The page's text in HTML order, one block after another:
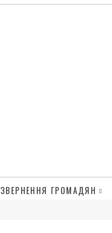
ЗВЕРНЕННЯ ГРОМАДЯН